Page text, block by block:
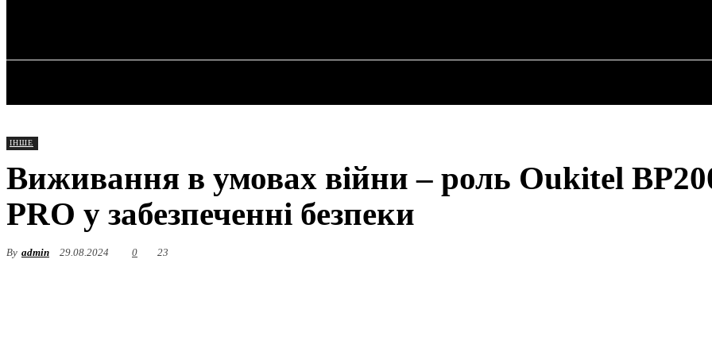
ІНШЕ
Виживання в умовах війни – роль Oukitel
PRO у забезпеченні безпеки
By admin 29.08.2024 0 23